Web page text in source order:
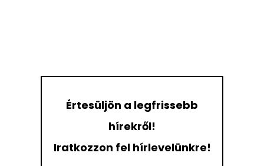
Értesüljön a legfrissebb
hírekről!
Iratkozzon fel hírlevelünkre!